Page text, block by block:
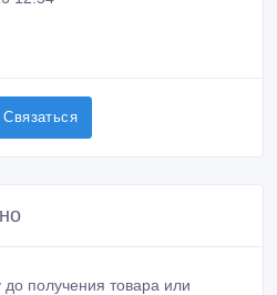
Связаться
получения товара или